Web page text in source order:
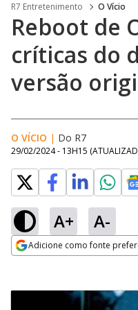
R7 Entretenimento O Vício
Reboot de
críticas do
versão
O VÍCIO | Do R7
29/02/2024 - 13H15
A+ A-
Adicione como fonte